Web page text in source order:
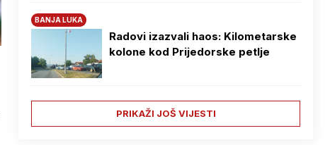
BANJA LUKA
Radovi izazvali haos: Kilometarske
kolone kod Prijedorske petlje
PRIKAŽI JOŠ VIJESTI